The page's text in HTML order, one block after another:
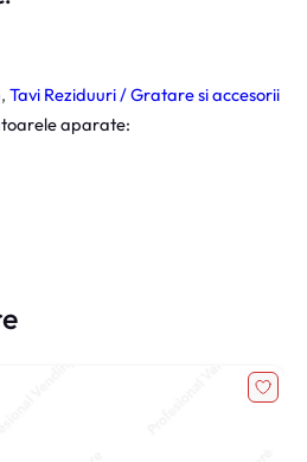
, Tavi Reziduuri / Gratare si accesorii
aparate: